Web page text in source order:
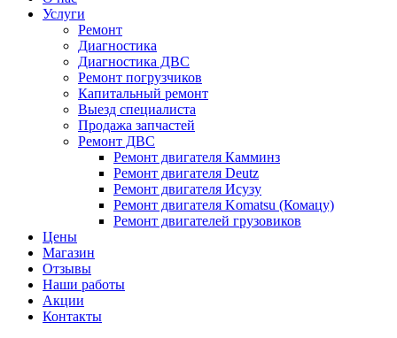
Услуги
Ремонт
Диагностика
Диагностика ДВС
Ремонт погрузчиков
Капитальный ремонт
Выезд специалиста
Продажа запчастей
Ремонт ДВС
Ремонт двигателя Камминз
Ремонт двигателя Deutz
Ремонт двигателя Исузу
Ремонт двигателя Komatsu (Комацу)
Ремонт двигателей грузовиков
Цены
Магазин
Отзывы
Наши работы
Акции
Контакты